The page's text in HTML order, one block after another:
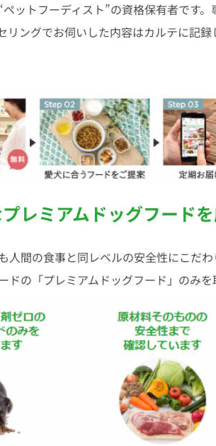
ットフーディスト”の資格保有者です
ングでお伺いした内容はカルテに記録
レミアムドッグフード
間の食事と同レベルの安全性にこだ
の「プレミアムドッグフード」のみを